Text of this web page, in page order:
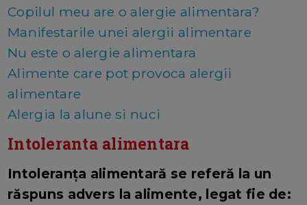
Copilul meu are o alergie alimentara?
Manifestarile unei alergii alimentare
Nu este o alergie alimentara
Alimente care pot provoca alergii
alimentare
Alergia la alune si nuci
Intoleranta alimentara
Intoleranţa alimentară se referă la un
răspuns advers la alimente, legat fie de: